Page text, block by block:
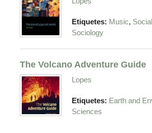
Etiquetes: Music,
Sociology
The Volcano Adventure Guide
Lopes
Etiquetes: Earth and
Sciences